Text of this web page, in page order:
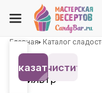
Главная Каталог
Фильтр
Показать 8
Очистить